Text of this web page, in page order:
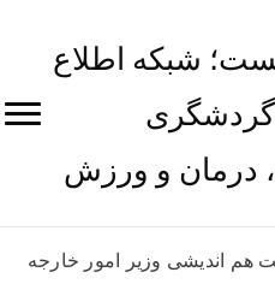
شبکه اطلاع
درمان و ورزش
هم اندیشی وزیر امور خارجه